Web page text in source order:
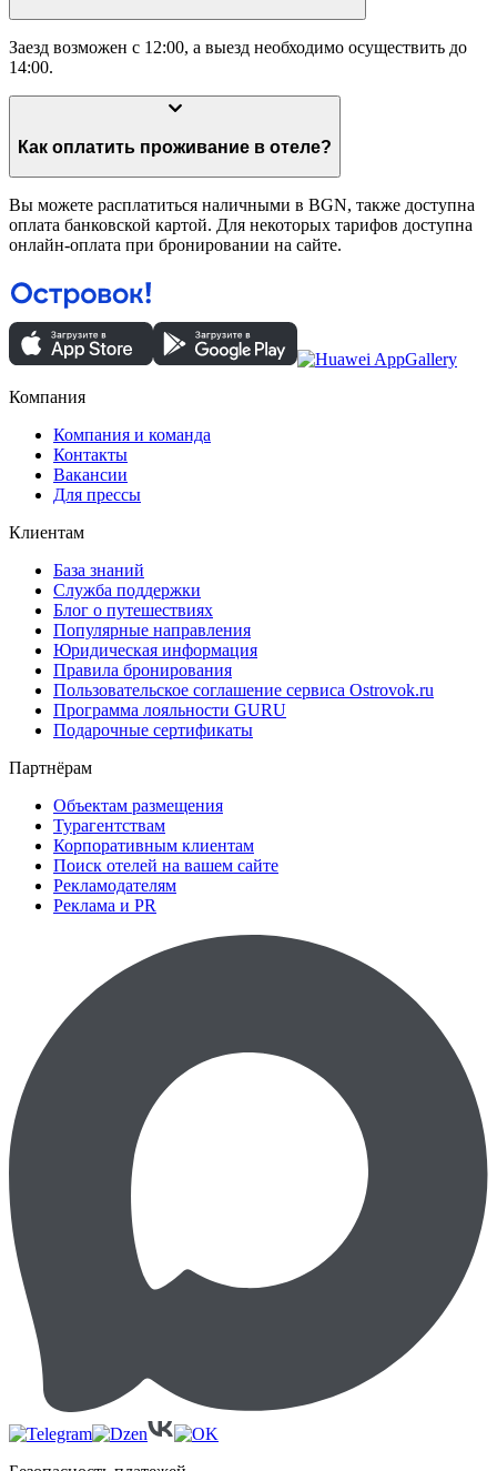
Заезд возможен с 12:00, а выезд необходимо осуществить до
14:00.
Как оплатить проживание в отеле?
Вы можете расплатиться наличными в BGN, также доступна
оплата банковской картой. Для некоторых тарифов доступна
онлайн-оплата при бронировании на сайте.
Компания
Компания и команда
Контакты
Вакансии
Для прессы
Клиентам
База знаний
Служба поддержки
Блог о путешествиях
Популярные направления
Юридическая информация
Правила бронирования
Пользовательское соглашение сервиса Ostrovok.ru
Программа лояльности GURU
Подарочные сертификаты
Партнёрам
Объектам размещения
Турагентствам
Корпоративным клиентам
Поиск отелей на вашем сайте
Рекламодателям
Реклама и PR